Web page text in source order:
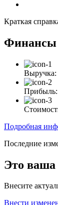
Краткая
Финансы
Выручка:
Прибыль:
Подробная
Последние
Это
Внесите
Внести